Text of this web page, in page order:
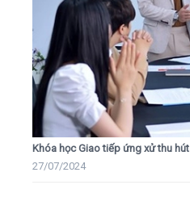
Khóa học Giao tiếp ứng xử thu hút
27/07/2024